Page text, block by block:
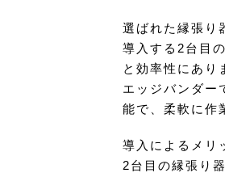
選ばれた縁張り
導入する2台目
と効率性にあり
エッジバンダー
能で、柔軟に作
導入によるメリ
2台目の縁張り